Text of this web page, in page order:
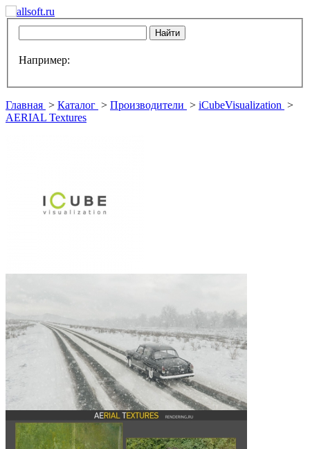
Например:
Главная > Каталог > Производители > iCubeVisualization >
AERIAL Textures